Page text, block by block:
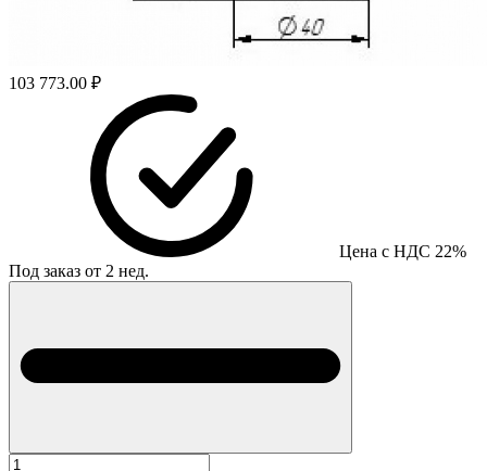
103 773.00 ₽
Цена с НДС 22%
Под заказ от 2 нед.